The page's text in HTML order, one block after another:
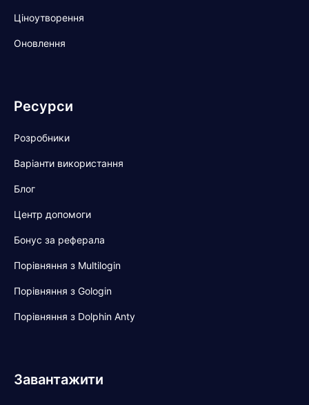
Ціноутворення
Оновлення
Ресурси
Розробники
Варіанти використання
Блог
Центр допомоги
Бонус за реферала
Порівняння з Multilogin
Порівняння з Gologin
Порівняння з Dolphin Anty
Завантажити